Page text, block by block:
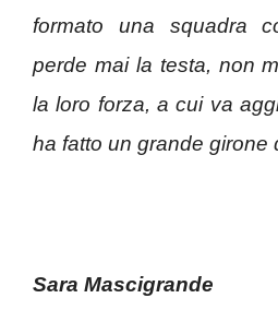
formato una squadra
perde mai la testa, non
la loro forza, a cui va
ha fatto un grande girone
Sara Mascigrande